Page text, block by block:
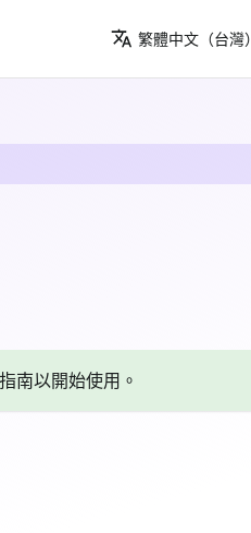
繁體中文（台灣）
指南以開始使用。